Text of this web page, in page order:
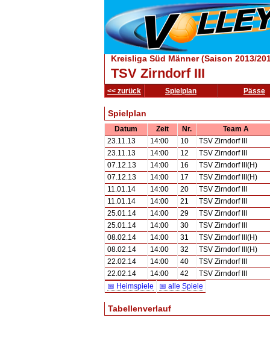
Kreisliga Süd Männer (Saison 2013/
TSV Zirndorf III
<< zurück Spielplan Pässe
Spielplan
Datum Zeit Nr.
Team A
23.11.13
14:00 10
TSV Zirndorf III
23.11.13
14:00 12
TSV Zirndorf III
07.12.13
14:00 16
TSV Zirndorf III(H)
07.12.13
14:00 17
TSV Zirndorf III(H)
11.01.14
14:00 20
TSV Zirndorf III
11.01.14
14:00 21
TSV Zirndorf III
25.01.14
14:00 29
TSV Zirndorf III
25.01.14
14:00 30
TSV Zirndorf III
08.02.14
14:00 31
TSV Zirndorf III(H)
08.02.14
14:00 32
TSV Zirndorf III(H)
22.02.14
14:00 40
TSV Zirndorf III
22.02.14
14:00 42
TSV Zirndorf III
📅 Heimspiele
📅 alle Spiele
Tabellenverlauf